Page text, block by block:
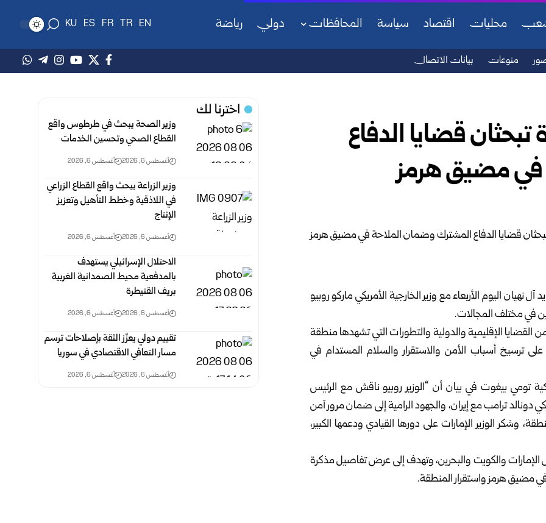
محليات اقتصاد سياسة المحافظات دولي رياضة EN
TR
FR
ES
KU
منوعات بيانات الاتصال
تبحثان قضايا الدفاع
في مضيق هرمز
نهيان اليوم الأربعاء مع وزير الخارجية الأمريكي ماركو روبيو
في مختلف المجالات.
القضايا الإقليمية والدولية والتطورات التي تشهدها منطقة
ترسيخ أسباب الأمن والاستقرار والسلام المستدام في
تومي بيغوت في بيان أن “الوزير روبيو ناقش مع الرئيس
دونالد ترامب مع إيران، والجهود الرامية إلى ضمان مرور آمن
وشكر الوزير الإمارات على دورها القيادي ودعمها الكبير،
الإمارات والكويت والبحرين، وتهدف إلى عرض تفاصيل مذكرة
مضيق هرمز واستقرار المنطقة.
اخترنا لك
وزير الصحة يبحث في طرطوس واقع
القطاع الصحي وتحسين الخدمات
أغسطس 6, 2026 أغسطس 6, 2026
وزير الزراعة يبحث واقع القطاع الزراعي
في اللاذقية وخطط التأهيل وتعزيز
الإنتاج
أغسطس 6, 2026 أغسطس 6, 2026
الاحتلال الإسرائيلي يستهدف
بالمدفعية محيط الصمدانية الغربية
بريف القنيطرة
أغسطس 6, 2026 أغسطس 6, 2026
تقييم دولي يعزّز الثقة بإصلاحات ترسم
مسار التعافي الاقتصادي في سوريا
أغسطس 6, 2026 أغسطس 6, 2026